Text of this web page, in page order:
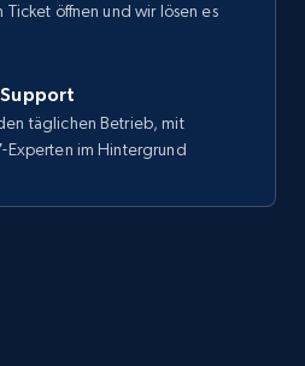
Ticket öffnen und wir lösen es
täglichen Betrieb, mit
im Hintergrund